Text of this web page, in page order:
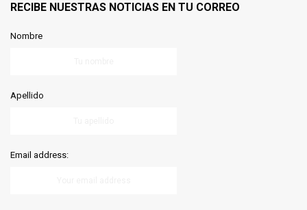
RECIBE NUESTRAS NOTICIAS EN TU CORREO
Nombre
Apellido
Email address: